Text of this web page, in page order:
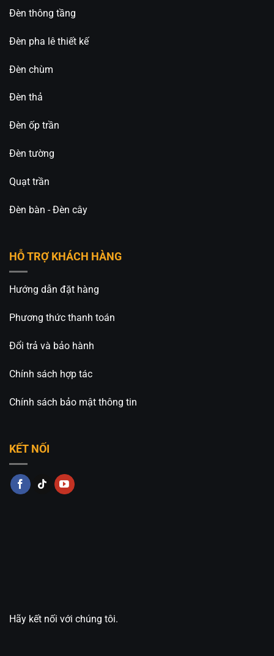
Đèn thông tầng
Đèn pha lê thiết kế
Đèn chùm
Đèn thả
Đèn ốp trần
Đèn tường
Quạt trần
Đèn bàn - Đèn cây
HỖ TRỢ KHÁCH HÀNG
Hướng dẫn đặt hàng
Phương thức thanh toán
Đổi trả và bảo hành
Chính sách hợp tác
Chính sách bảo mật thông tin
KẾT NỐI
Hãy kết nối với chúng tôi.